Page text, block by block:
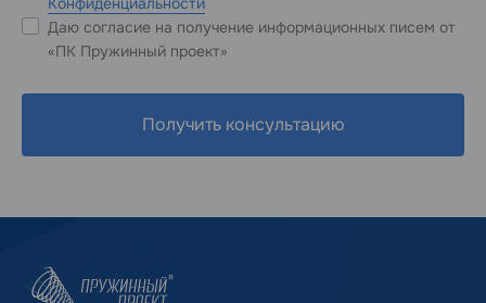
Даю согласие на получение информационных писем от
«ПК Пружинный проект»
Получить консультацию